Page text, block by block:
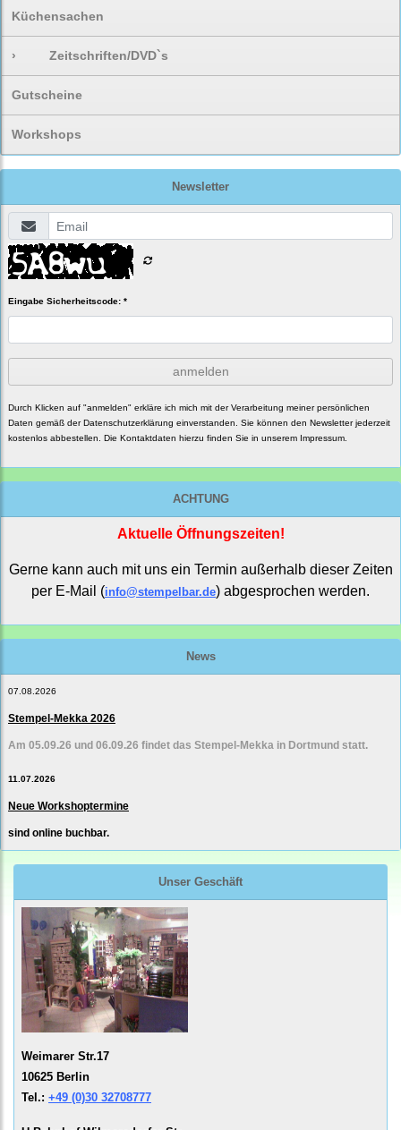
Küchensachen
› Zeitschriften/DVD`s
Gutscheine
Workshops
Newsletter
Eingabe Sicherheitscode: *
anmelden
Durch Klicken auf "anmelden" erkläre ich mich mit der Verarbeitung meiner persönlichen
Daten gemäß derDatenschutzerklärung einverstanden. Sie können den Newsletter jederzeit
kostenlos abbestellen. Die Kontaktdaten hierzu finden Sie in unserem Impressum.
ACHTUNG
Aktuelle Öffnungszeiten!
Gerne kann auch mit uns ein Termin außerhalb dieser Zeiten
per E-Mail (info@stempelbar.de) abgesprochen werden.
News
07.08.2026
Stempel-Mekka 2026
Am 05.09.26 und 06.09.26 findet das Stempel-Mekka in Dortmund statt.
11.07.2026
Neue Workshoptermine
sind online buchbar.
Unser Geschäft
Weimarer Str.17
10625 Berlin
Tel.: +49 (0)30 32708777